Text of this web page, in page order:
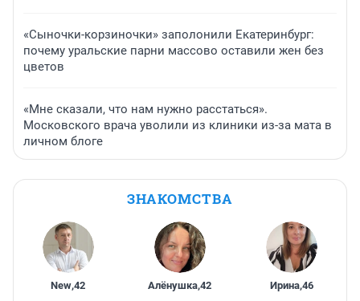
«Сыночки-корзиночки» заполонили Екатеринбург:
почему уральские парни массово оставили жен без
цветов
«Мне сказали, что нам нужно расстаться».
Московского врача уволили из клиники из-за мата в
личном блоге
ЗНАКОМСТВА
New,42 Алёнушка,42 Ирина,46